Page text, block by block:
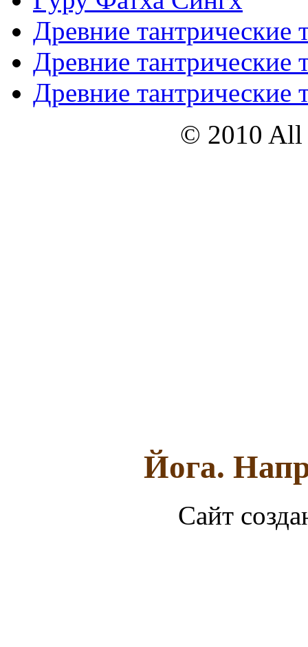
Древние тантрические
Древние тантрические
Древние тантрические
© 2010 All
Йога.
Сайт